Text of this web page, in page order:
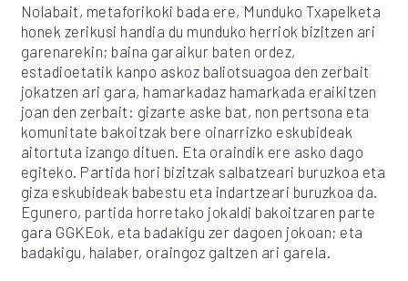
Nolabait, metaforikoki bada ere, Munduko Txapelketa
honek zerikusi handia du munduko herriok bizitzen ari
garenarekin; baina garaikur baten ordez,
estadioetatik kanpo askoz baliotsuagoa den zerbait
jokatzen ari gara, hamarkadaz hamarkada eraikitzen
joan den zerbait: gizarte aske bat, non pertsona eta
komunitate bakoitzak bere oinarrizko eskubideak
aitortuta izango dituen. Eta oraindik ere asko dago
egiteko. Partida hori bizitzak salbatzeari buruzkoa eta
giza eskubideak babestu eta indartzeari buruzkoa da.
Egunero, partida horretako jokaldi bakoitzaren parte
gara GGKEok, eta badakigu zer dagoen jokoan; eta
badakigu, halaber, oraingoz galtzen ari garela.